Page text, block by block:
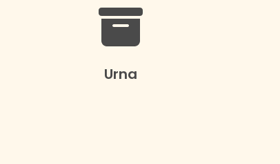
Urna